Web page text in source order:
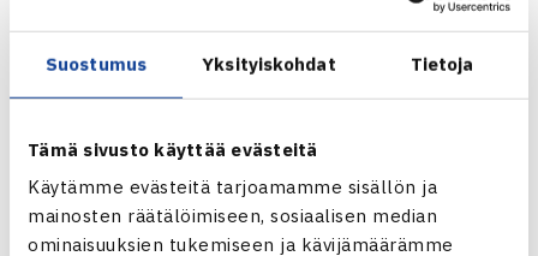
Suostumus Yksityiskohdat Tietoja
Tämä sivusto käyttää evästeitä
Käytämme evästeitä tarjoamamme sisällön ja
mainosten räätälöimiseen, sosiaalisen median
ominaisuuksien tukemiseen ja kävijämäärämme
Valmennuksesta vastaavat valmentajatHenrik Johansén
(LitM) jaSami Joru
(LitM). Asiantuntijoina leireillä
vierailevat mm. keihäänheiton maailmanmestariKimmo
Kinnunensekä fyysisen harjoittelun asiantuntija
Lajiharjoitukset toteutetaan Tampereen
tenniskeskuksessa ja Pyynikin tenniskentillä.